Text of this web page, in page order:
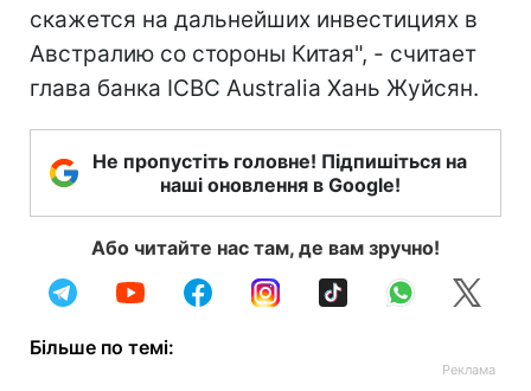
скажется на дальнейших инвестициях в
Австралию со стороны Китая", - считает
глава банка ICBC Australia Хань Жуйсян.
Не пропустіть головне! Підпишіться на
наші оновлення в Google!
Або читайте нас там, де вам зручно!
Більше по темі: